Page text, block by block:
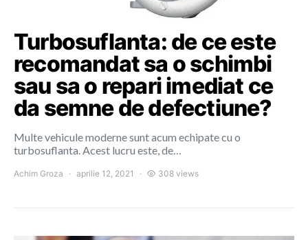
Turbosuflanta: de ce este
recomandat sa o schimbi
sau sa o repari imediat ce
da semne de defectiune?
Multe vehicule moderne sunt acum echipate cu o
turbosuflanta. Acest lucru este, de…
Achim Groza aprilie 12, 2021 308 views